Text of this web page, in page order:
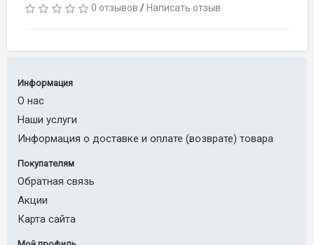
0 отзывов / Написать отзыв
Информация
О нас
Наши услуги
Информация о доставке и оплате (возврате) товара
Покупателям
Обратная связь
Акции
Карта сайта